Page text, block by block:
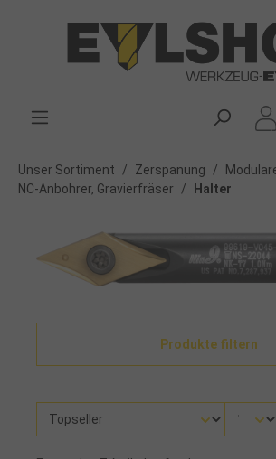
Unser Sortiment / Zerspanung /
NC-Anbohrer, Gravierfräser
/ Halter
Produkte filtern